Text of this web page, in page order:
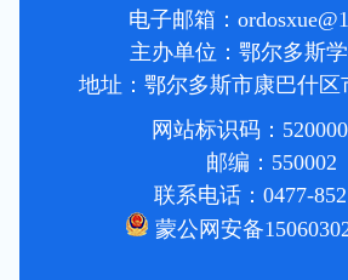
电子邮箱：
主办单位：鄂尔多斯
地址：鄂尔多斯市康巴什区
网站标识码：
邮编：550002
联系电话：0477-
蒙公网安备